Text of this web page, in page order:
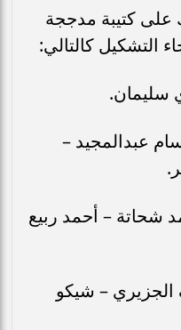
على كتيبة مدججة
التشكيل كالتالي:
سليمان.
عبدالمجيد –
شحاتة – أحمد ربيع
الجزيري – شيكو